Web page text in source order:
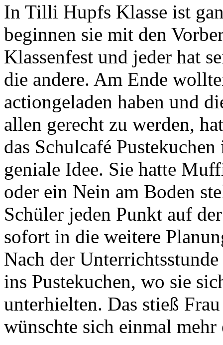
In Tilli Hupfs Klasse ist
beginnen sie mit den
Klassenfest und jeder hat
die andere. Am Ende
actiongeladen haben und
allen gerecht zu werden,
das Schulcafé
geniale Idee. Sie hatte
oder ein Nein am Boden
Schüler jeden Punkt auf
sofort in die weitere
Nach der
ins Pustekuchen, wo sie
unterhielten. Das stieß
wünschte sich einmal